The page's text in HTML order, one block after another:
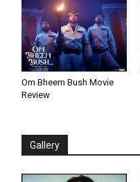
Om Bheem Bush Movie
Review
Gallery